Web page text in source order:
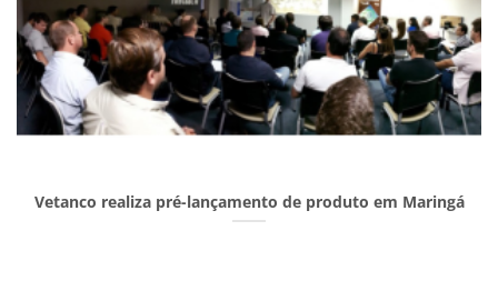
Vetanco realiza pré-lançamento de produto em Maringá